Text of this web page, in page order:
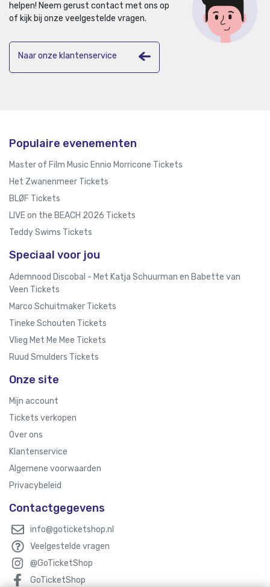
helpen! Neem gerust contact met ons op
of kijk bij onze veelgestelde vragen.
Naar onze klantenservice
Populaire evenementen
Master of Film Music Ennio Morricone Tickets
Het Zwanenmeer Tickets
BLØF Tickets
LIVE on the BEACH 2026 Tickets
Teddy Swims Tickets
Speciaal voor jou
Ademnood Discobal - Met Katja Schuurman en Babette van
Veen Tickets
Marco Schuitmaker Tickets
Tineke Schouten Tickets
Vlieg Met Me Mee Tickets
Ruud Smulders Tickets
Onze site
Mijn account
Tickets verkopen
Over ons
Klantenservice
Algemene voorwaarden
Privacybeleid
Contactgegevens
info@goticketshop.nl
Veelgestelde vragen
@GoTicketShop
GoTicketShop